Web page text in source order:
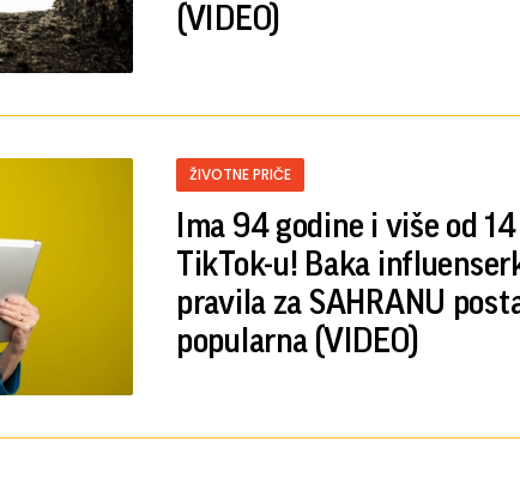
(VIDEO)
ŽIVOTNE PRIČE
Ima 94 godine i više od
TikTok-u! Baka
pravila za SAHRANU
popularna (VIDEO)